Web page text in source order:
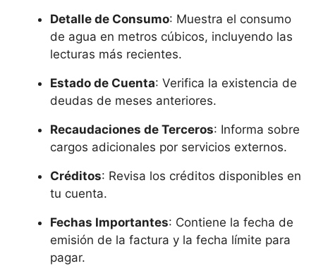
Detalle de Consumo: Muestra el consumo
de agua en metros cúbicos, incluyendo las
lecturas más recientes.
Estado de Cuenta: Verifica la existencia de
deudas de meses anteriores.
Recaudaciones de Terceros: Informa sobre
cargos adicionales por servicios externos.
Créditos: Revisa los créditos disponibles en
tu cuenta.
Fechas Importantes: Contiene la fecha de
emisión de la factura y la fecha límite para
pagar.